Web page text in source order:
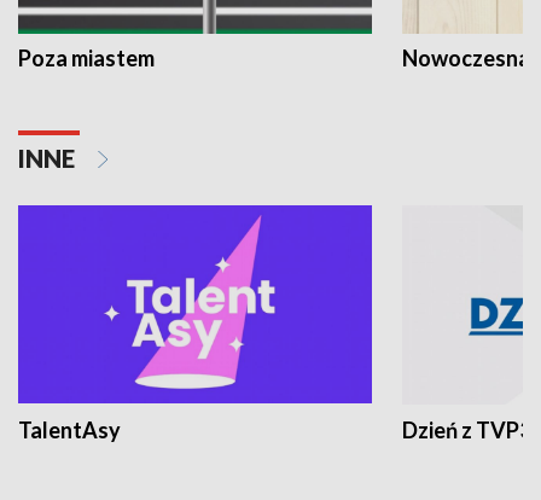
Poza miastem Nowoczesna
INNE
TalentAsy Dzień z TVP3